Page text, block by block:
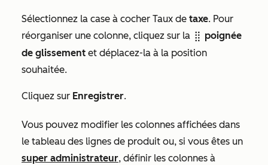
Sélectionnez la case à cocher Taux de taxe. Pour
réorganiser une colonne, cliquez sur la dragHandle poignée
de glissement et déplacez-la à la position
souhaitée.
Cliquez sur Enregistrer.
Vous pouvez modifier les colonnes affichées dans
le tableau des lignes de produit ou, si vous êtes un
super administrateur, définir les colonnes à